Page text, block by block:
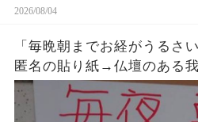
2026/08/04
「毎晩朝までお経がうるさ
匿名の貼り紙→仏壇のある
午前2時17分の録音が示し